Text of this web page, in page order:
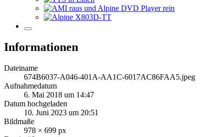
Informationen
Dateiname
674B6037-A046-401A-AA1C-6017AC86FAA5.jpeg
Aufnahmedatum
6. Mai 2018 um 14:47
Datum hochgeladen
10. Juni 2023 um 20:51
Bildmaße
978 × 699 px